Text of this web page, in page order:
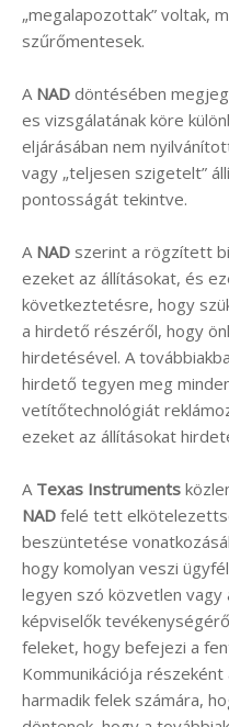
„megalapozottak” voltak,
szűrőmentesek.
A NAD döntésében
es vizsgálatának köre
eljárásában nem
vagy „teljesen szigetelt”
pontosságát tekintve.
A NAD szerint a rögzített
ezeket az állításokat, és
következtetésre, hogy
a hirdető részéről, hogy
hirdetésével. A
hirdető tegyen meg
vetítőtechnológiát
ezeket az állításokat
A Texas Instruments
NAD felé tett
beszüntetése
hogy komolyan veszi
legyen szó közvetlen
képviselők
feleket, hogy befejezi a
Kommunikációja
harmadik felek számára,